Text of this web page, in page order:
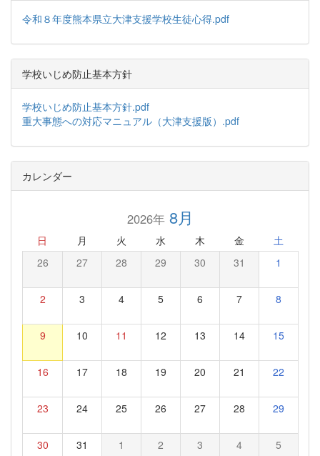
令和８年度熊本県立大津支援学校生徒心得.pdf
学校いじめ防止基本方針
学校いじめ防止基本方針.pdf
重大事態への対応マニュアル（大津支援版）.pdf
カレンダー
2026年8月
日 月 火 水 木 金 土
26 27 28 29 30 31 1
2 3 4 5 6 7 8
9 10 11 12 13 14 15
16 17 18 19 20 21 22
23 24 25 26 27 28 29
30 31 1 2 3 4 5